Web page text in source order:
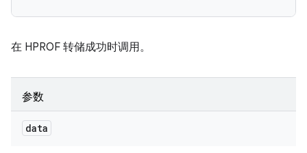
在 HPROF 转储成功时调用。
参数
data